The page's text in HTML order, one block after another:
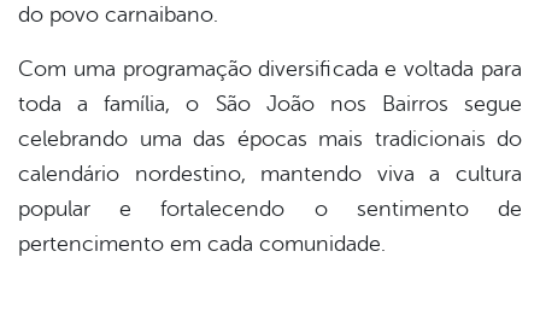
do povo carnaibano.
Com uma programação diversificada e voltada para
toda a família, o São João nos Bairros segue
celebrando uma das épocas mais tradicionais do
calendário nordestino, mantendo viva a cultura
popular e fortalecendo o sentimento de
pertencimento em cada comunidade.